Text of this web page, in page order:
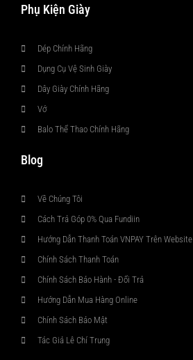
Phụ Kiện Giày
Dép Chính Hãng
Dụng Cụ Vệ Sinh Giày
Dây Giày Chính Hãng
Vớ
Balo Thể Thao Chính Hãng
Blog
Về Chúng Tôi
Cách Trả Góp 0% Qua Fundiin
Hướng Dẫn Thanh Toán VNPAY Trên Website
Chính Sách Thanh Toán
Chính Sách Bảo Hành - Đổi Trả
Hướng Dẫn Mua Hàng Online
Chính Sách Bảo Mật
Tác Giả Lê Chí Trung